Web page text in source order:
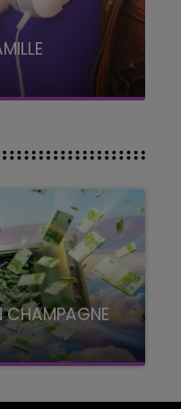
CHAMPAGNE
FM, à 8H10